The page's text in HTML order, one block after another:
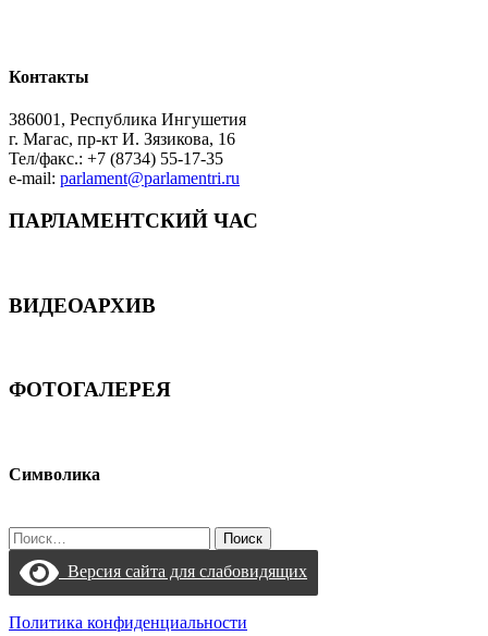
Контакты
386001, Республика Ингушетия
г. Магас, пр-кт И. Зязикова, 16
Тел/факс.: +7 (8734) 55-17-35
e-mail: parlament@parlamentri.ru
ПАРЛАМЕНТСКИЙ ЧАС
ВИДЕОАРХИВ
ФОТОГАЛЕРЕЯ
Символика
Найти:
Версия сайта для слабовидящих
Политика конфиденциальности